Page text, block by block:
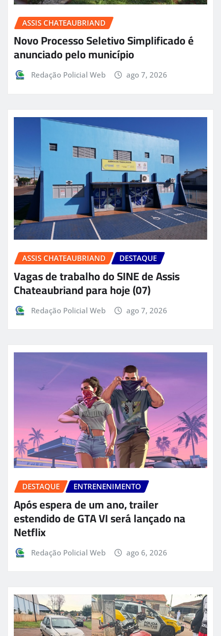
ASSIS CHATEAUBRIAND
Novo Processo Seletivo Simplificado é
anunciado pelo município
Redação Policial Web ago 7, 2026
ASSIS CHATEAUBRIAND DESTAQUE
Vagas de trabalho do SINE de Assis
Chateaubriand para hoje (07)
Redação Policial Web ago 7, 2026
DESTAQUE ENTRENENIMENTO
Após espera de um ano, trailer
estendido de GTA VI será lançado na
Netflix
Redação Policial Web ago 6, 2026